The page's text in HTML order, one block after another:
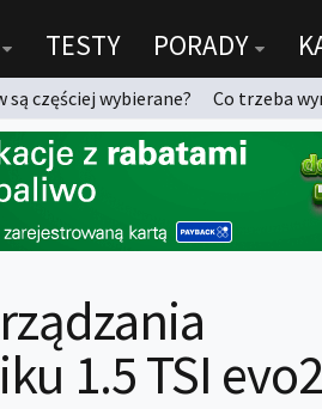
TESTY PORADY
częściej wybierane? Co trzeba
1.5 TSI